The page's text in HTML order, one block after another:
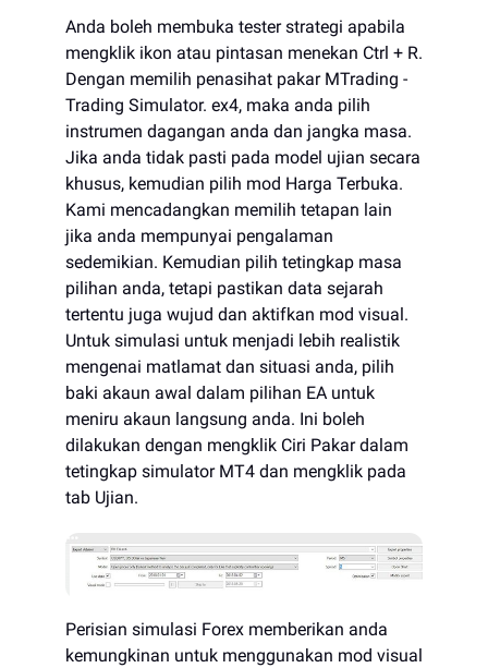
Anda boleh membuka tester strategi apabila
mengklik ikon atau pintasan menekan Ctrl + R.
Dengan memilih penasihat pakar MTrading -
Trading Simulator. ex4, maka anda pilih
instrumen dagangan anda dan jangka masa.
Jika anda tidak pasti pada model ujian secara
khusus, kemudian pilih mod Harga Terbuka.
Kami mencadangkan memilih tetapan lain
jika anda mempunyai pengalaman
sedemikian. Kemudian pilih tetingkap masa
pilihan anda, tetapi pastikan data sejarah
tertentu juga wujud dan aktifkan mod visual.
Untuk simulasi untuk menjadi lebih realistik
mengenai matlamat dan situasi anda, pilih
baki akaun awal dalam pilihan EA untuk
meniru akaun langsung anda. Ini boleh
dilakukan dengan mengklik Ciri Pakar dalam
tetingkap simulator MT4 dan mengklik pada
tab Ujian.
Perisian simulasi Forex memberikan anda
kemungkinan untuk menggunakan mod visual